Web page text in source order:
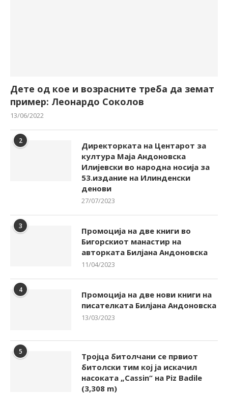
Дете од кое и возрасните треба да земат
пример: Леонардо Соколов
13/06/2022
2
Директорката на Центарот за
култура Маја Андоновска
Илијевски во народна носија за
53.издание на Илинденски
денови
27/07/2023
3
Промоција на две книги во
Бигорскиот манастир на
авторката Билјана Андоновска
11/04/2023
4
Промоција на две нови книги на
писателката Билјана Андоновска
13/03/2023
5
Тројца битолчани се првиот
битолски тим кој ја искачил
насоката „Cassin“ на Piz Badile
(3,308 m)